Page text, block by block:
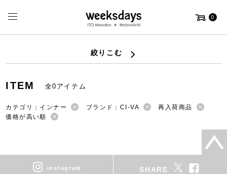
0
絞りこむ
ITEM 全0アイテム
カテゴリ：インナー ブランド：CI-VA
再入荷商品
価格が高い順
instagram SHARE